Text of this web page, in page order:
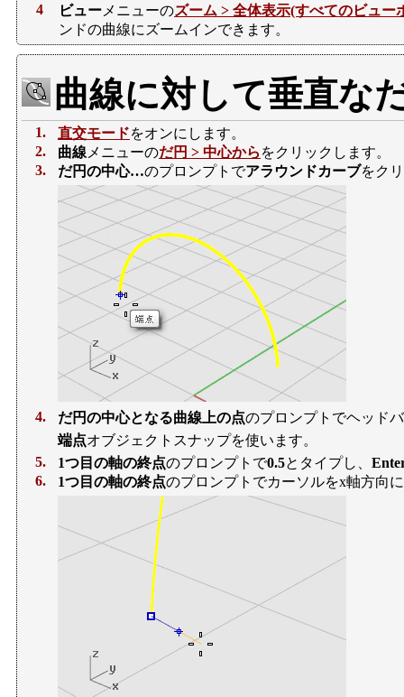
4 ビュー メニューのズーム > 全体表示(すべてのビュー
ンドの曲線にズームインできます。
曲線に対して垂直な
1. 直交モードをオンにします。
2.
曲線 メニューのだ円 > 中心から をクリックします。
3.
だ円の中心…のプロンプトでアラウンドカーブをク
4. だ円の中心となる曲線上の点のプロンプトでヘッド
端点オブジェクトスナップを使います。
5.
1つ目の軸の終点のプロンプトで0.5とタイプし、
6.
1つ目の軸の終点のプロンプトでカーソルをx軸方向